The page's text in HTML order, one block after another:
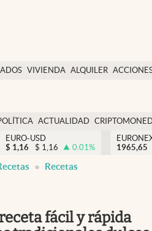
VIVIENDA ALQUILER
USA
ACTUALIDAD
EURO-USD
$ 1,16 $ 1,16 0.01%
1965,65
Recetas
fácil y rápida